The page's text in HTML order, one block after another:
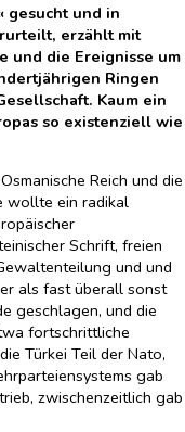
gesucht und in
erzählt mit
und die Ereignisse um
Ringen
Kaum ein
so existenziell wie
Reich und die
wollte ein radikal
Schrift, freien
und und
als fast überall sonst
geschlagen, und die
fortschrittliche
Türkei Teil der Nato,
gab
zwischenzeitlich gab